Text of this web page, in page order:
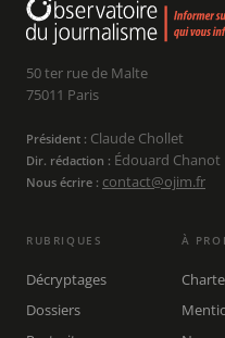
50 ter rue de Malte
75011 Paris
Président : Claude Chollet
Dir. rédaction : Édouard Chanot
Nous écrire : contact@ojim.fr
RUBRIQUES
Décryptages
Dossiers
À
Charte